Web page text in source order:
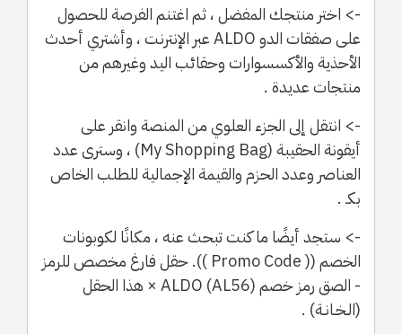
-> اختر منتجك المفضل ، ثم اغتنم الفرصة للحصول
على صفقات الدو ALDO عبر الإنترنت ، وأشتري أحدث
الأحذية والأكسسوارات وحقائب اليد وغيرهم من
منتجات عديدة .
-> انتقل إلى الجزء العلوي من المنصة وانقر على
أيقونة الحقيبة (My Shopping Bag) ، وسترى عدد
العناصر وعدد الحزم والقيمة الإجمالية للطلب الخاص
بكـ .
-> ستجد أيضًا ما كنت تبحث عنه ، مكانًا لكوبونات
الخصم (( Promo Code )). حقل فارغ مخصص للرمز
- الصق رمز خصم ALDO (AL56) × هذا الحقل
(الـخـانـة) .